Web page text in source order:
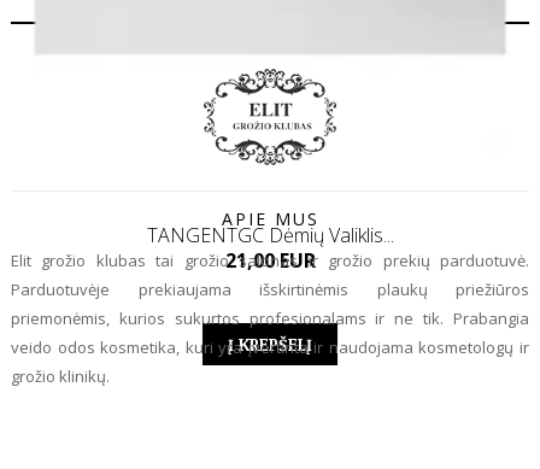
TANGENTGC Dėmių Valiklis...
Kaina
21,00 EUR
Į KREPŠELĮ
APIE MUS
Elit grožio klubas tai grožio salonas ir grožio prekių parduotuvė.
Parduotuvėje prekiaujama išskirtinėmis plaukų priežiūros
priemonėmis, kurios sukurtos profesionalams ir ne tik. Prabangia
veido odos kosmetika, kuri yra įvertinta ir naudojama kosmetologų ir
grožio klinikų.